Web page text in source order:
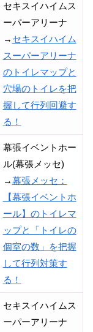
セキスイハイムス
ーパーアリーナ
→ セキスイハイム
スーパーアリーナ
のトイレマップと
穴場のトイレを把
握して行列回避す
る！
幕張イベントホー
ル(幕張メッセ)
→幕張メッセ：
【幕張イベントホ
ール】のトイレマ
ップと「トイレの
個室の数」を把握
して行列対策す
る！
セキスイハイムス
ーパーアリーナ